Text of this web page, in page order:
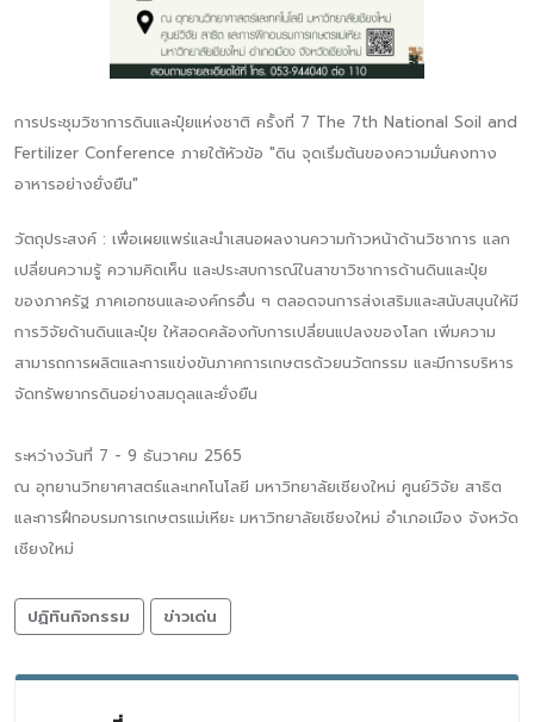
การประชุมวิชาการดินและปุ๋ยแห่งชาติ ครั้งที่ 7 The 7th National Soil and
Fertilizer Conference ภายใต้หัวข้อ "ดิน จุดเริ่มต้นของความมั่นคงทาง
อาหารอย่างยั่งยืน"
วัตถุประสงค์ : เพื่อเผยแพร่และนำเสนอผลงานความก้าวหน้าด้านวิชาการ แลก
เปลี่ยนความรู้ ความคิดเห็น และประสบการณ์ในสาขาวิชาการด้านดินและปุ๋ย
ของภาครัฐ ภาคเอกชนและองค์กรอื่น ๆ ตลอดจนการส่งเสริมและสนับสนุนให้มี
การวิจัยด้านดินและปุ๋ย ให้สอดคล้องกับการเปลี่ยนแปลงของโลก เพิ่มความ
สามารถการผลิตและการแข่งขันภาคการเกษตรด้วยนวัตกรรม และมีการบริหาร
จัดทรัพยากรดินอย่างสมดุลและยั่งยืน
ระหว่างวันที่ 7 - 9 ธันวาคม 2565
ณ อุทยานวิทยาศาสตร์และเทคโนโลยี มหาวิทยาลัยเชียงใหม่ ศูนย์วิจัย สาธิต
และการฝึกอบรมการเกษตรแม่เหียะ มหาวิทยาลัยเชียงใหม่ อำเภอเมือง จังหวัด
เชียงใหม่
ปฏิทินกิจกรรม ข่าวเด่น